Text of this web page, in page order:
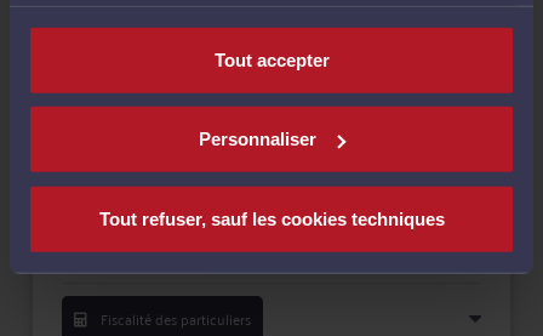
nécessaires au fonctionnement du site.
Tout accepter
Personnaliser
Tout refuser, sauf les cookies techniques
Payer
Compétences
Droit fiscal et droit douanier
Fiscalité des particuliers